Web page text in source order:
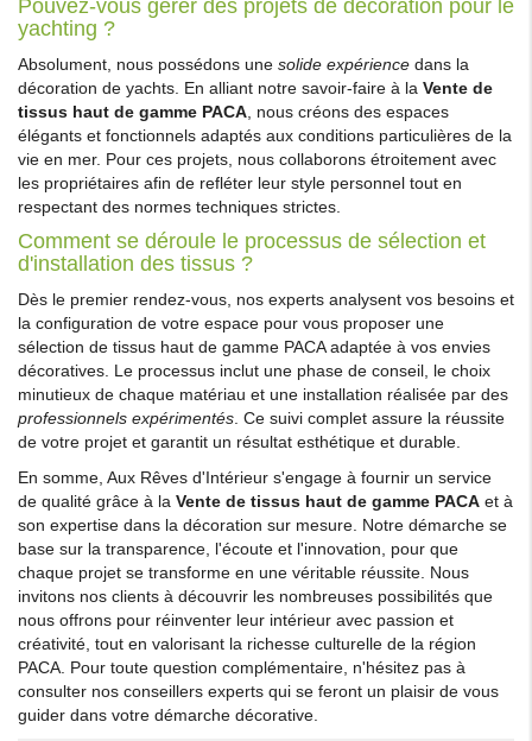
Pouvez-vous gérer des projets de décoration pour le
yachting ?
Absolument, nous possédons une solide expérience dans la
décoration de yachts. En alliant notre savoir-faire à la Vente de
tissus haut de gamme PACA, nous créons des espaces
élégants et fonctionnels adaptés aux conditions particulières de la
vie en mer. Pour ces projets, nous collaborons étroitement avec
les propriétaires afin de refléter leur style personnel tout en
respectant des normes techniques strictes.
Comment se déroule le processus de sélection et
d'installation des tissus ?
Dès le premier rendez-vous, nos experts analysent vos besoins et
la configuration de votre espace pour vous proposer une
sélection de tissus haut de gamme PACA adaptée à vos envies
décoratives. Le processus inclut une phase de conseil, le choix
minutieux de chaque matériau et une installation réalisée par des
professionnels expérimentés. Ce suivi complet assure la réussite
de votre projet et garantit un résultat esthétique et durable.
En somme, Aux Rêves d'Intérieur s'engage à fournir un service
de qualité grâce à la Vente de tissus haut de gamme PACA et à
son expertise dans la décoration sur mesure. Notre démarche se
base sur la transparence, l'écoute et l'innovation, pour que
chaque projet se transforme en une véritable réussite. Nous
invitons nos clients à découvrir les nombreuses possibilités que
nous offrons pour réinventer leur intérieur avec passion et
créativité, tout en valorisant la richesse culturelle de la région
PACA. Pour toute question complémentaire, n'hésitez pas à
consulter nos conseillers experts qui se feront un plaisir de vous
guider dans votre démarche décorative.